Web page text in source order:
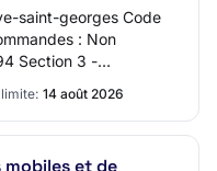
saint-georges Code
: Non
Section 3 -
14 août 2026
et de